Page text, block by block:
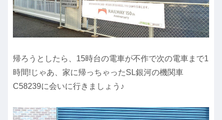
帰ろうとしたら、15時台の電車が不作で次の電車まで1
時間!じゃあ、家に帰っちゃったSL銀河の機関車
C58239に会いに行きましょう♪